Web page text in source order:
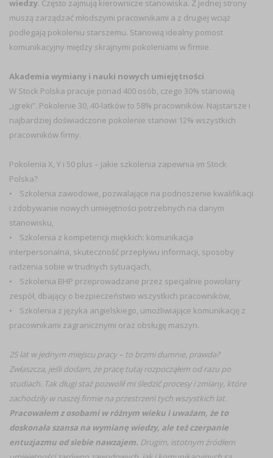
wiedzy. Często zajmują kierownicze stanowiska. Z jednej strony
muszą zarządzać młodszymi pracownikami a z drugiej wciąż
podlegają pokoleniu starszemu. Stanowią idealny pomost
komunikacyjny między skrajnymi pokoleniami w firmie.
Akademia wymiany i nauki nowych umiejętności
W Stock Polska pracuje ponad 400 osób, czego 30% stanowią
„igreki”. Pokolenie 30, 40-latków to 58% pracowników. Najstarsze i
najbardziej doświadczone pokolenie stanowi 12% wszystkich
pracowników firmy.
Pokolenia X, Y i 50 plus – jakie szkolenia zapewnia im Stock
Polska?
• Szkolenia zawodowe, pozwalające na podnoszenie kwalifikacji
i zdobywanie nowych umiejętności potrzebnych na danym
stanowisku,
• Szkolenia z kompetencji miękkich: komunikacja
interpersonalna, skuteczność przepływu informacji, sposoby
radzenia sobie w trudnych sytuacjach,
• Szkolenia BHP przeprowadzane przez specjalnie powołany
zespół, dbający o bezpieczeństwo wszystkich pracowników,
• Szkolenia z języka angielskiego, umożliwiające komunikację z
pracownikami zagranicznymi oraz obsługę maszyn.
25 lat w jednym miejscu pracy – to brzmi dumnie, prawda?
Zwłaszcza, jeśli dodam, że pracę tutaj rozpocząłem od razu po
studiach. Tak długi staż pozwolił mi śledzić procesy i zmiany, które
zachodziły w naszej firmie na przestrzeni tych wszystkich lat.
Pracowałem z osobami w różnym wieku i uważam, że to
doskonała szansa na wymianę wiedzy, ale też czerpanie
entuzjazmu od siebie nawzajem. Drugim, istotnym źródłem